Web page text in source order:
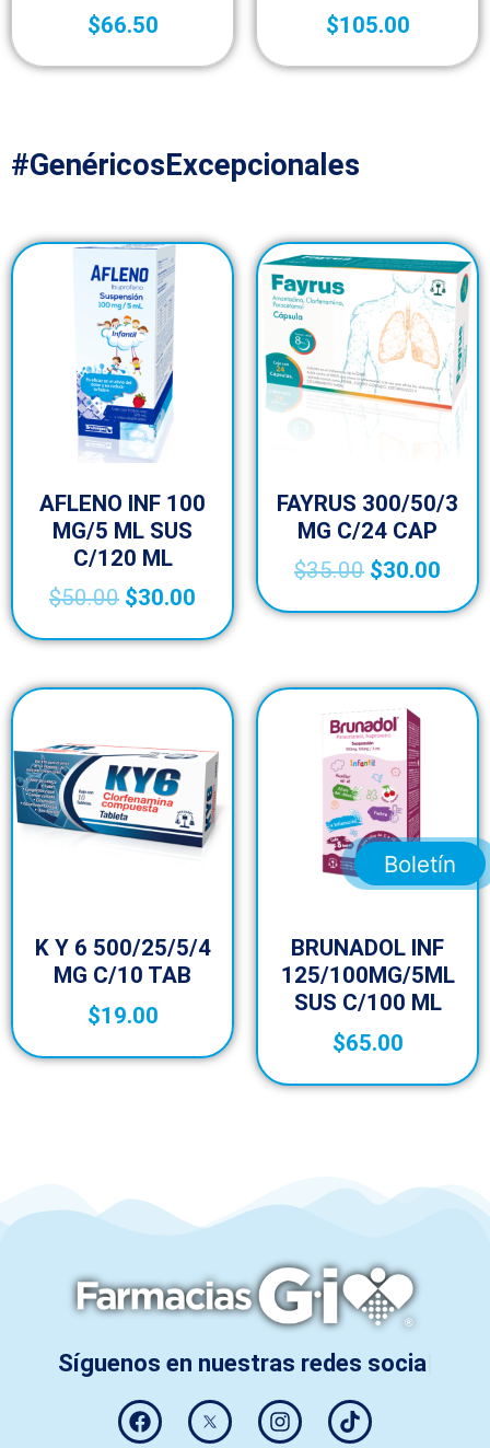
$66.50
$105.00
#GenéricosExcepcionales
AFLENO INF 100
MG/5 ML SUS
C/120 ML
$50.00 $30.00
FAYRUS 300/50/3
MG C/24 CAP
$35.00 $30.00
K Y 6 500/25/5/4
MG C/10 TAB
$19.00
BRUNADOL INF
125/100MG/5ML
SUS C/100 ML
$65.00
Boletín